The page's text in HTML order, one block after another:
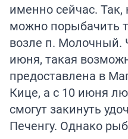
именно сейчас. Так,
можно порыбачить
возле п. Молочный.
июня, такая
предоставлена в
Кице, а с 10 июня
смогут закинуть
Печенгу. Однако